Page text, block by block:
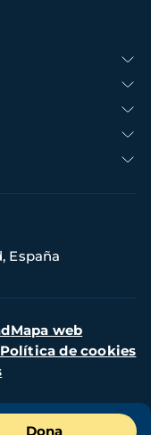
Dona
España
Mapa web
Política de cookies